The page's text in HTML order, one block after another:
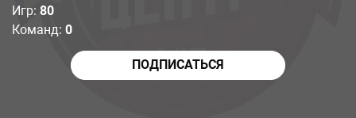
Игр: 80
Команд: 0
ПОДПИСАТЬСЯ